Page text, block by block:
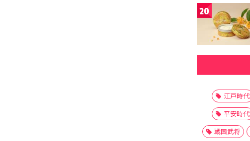
20
江戸時代
平安時代
戦国武将